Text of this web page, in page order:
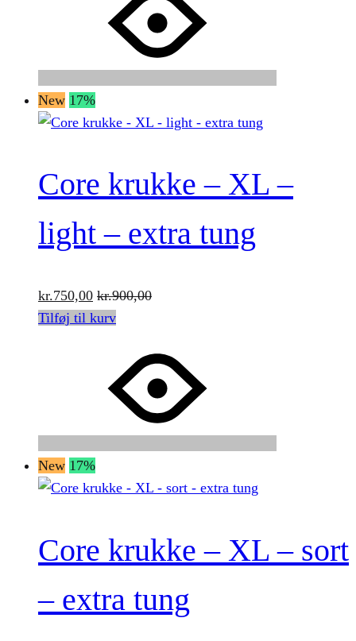
New 17%
Core krukke – XL –
light – extra tung
kr.750,00 kr.900,00
Tilføj til kurv
New 17%
Core krukke – XL – sort
– extra tung